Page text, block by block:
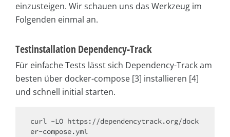
einzusteigen. Wir schauen uns das Werkzeug im
Folgenden einmal an.
Testinstallation Dependency-Track
Für einfache Tests lässt sich Dependency-Track am
besten über docker-compose [3] installieren [4]
und schnell initial starten.
curl -LO https://dependencytrack.org/dock
er-compose.yml